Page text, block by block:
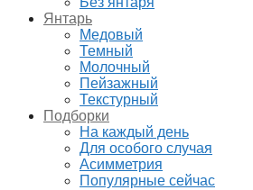
Янтарь
Медовый
Темный
Молочный
Пейзажный
Текстурный
Подборки
На каждый день
Для особого случая
Асимметрия
Популярные сейчас